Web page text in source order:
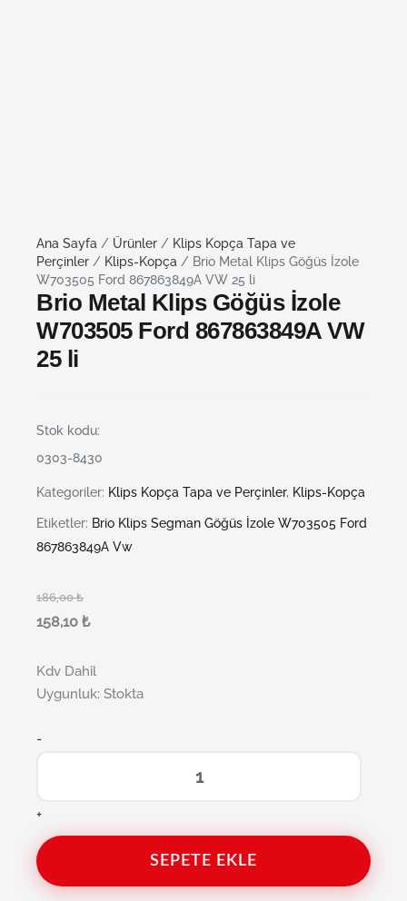
Ana Sayfa / Ürünler / Klips Kopça Tapa ve
Perçinler / Klips-Kopça / Brio Metal Klips Göğüs İzole
W703505 Ford 867863849A VW 25 li
Brio Metal Klips Göğüs İzole
W703505 Ford 867863849A VW
25 li
Stok kodu:
0303-8430
Kategoriler: Klips Kopça Tapa ve Perçinler, Klips-Kopça
Etiketler: Brio Klips Segman Göğüs İzole W703505 Ford
867863849A Vw
186,00₺
158,10 ₺
Kdv Dahil
Uygunluk: Stokta
-
+
SEPETE EKLE